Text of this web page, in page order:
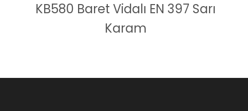
KB580 Baret Vidalı EN 397 Sarı
Karam